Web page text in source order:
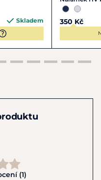
Skladem 350 Kč
(1)